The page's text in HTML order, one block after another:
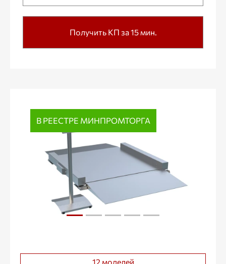
Получить КП за 15 мин.
В РЕЕСТРЕ МИНПРОМТОРГА
12 моделей